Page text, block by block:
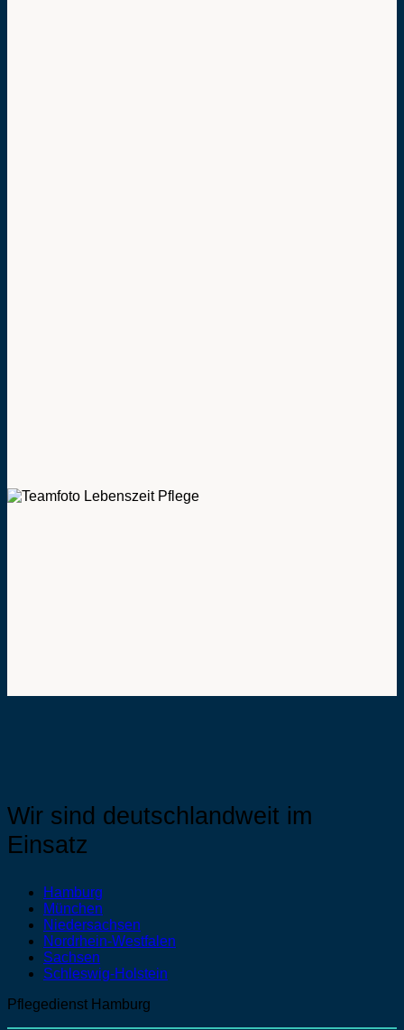
Wir sind deutschlandweit im
Einsatz
Hamburg
München
Niedersachsen
Nordrhein-Westfalen
Sachsen
Schleswig-Holstein
Pflegedienst Hamburg